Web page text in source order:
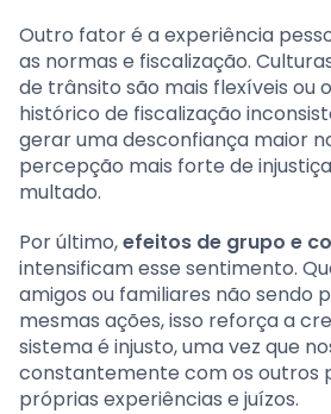
Outro fator é a experiência
as normas e fiscalização.
de trânsito são mais flexíveis ou
histórico de fiscalização
gerar uma desconfiança maior
percepção mais forte de
multado.
Por último,efeitos de grupo e
intensificam esse sentimento.
amigos ou familiares não sendo
mesmas ações, isso reforça a
sistema é injusto, uma vez que
constantemente com os outros
próprias experiências e juízos.